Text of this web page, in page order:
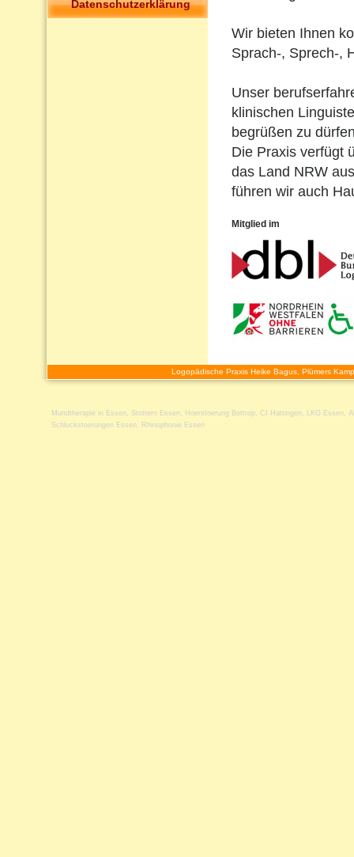
Datenschutzerklärung
Wir bieten Ihnen
Sprach-, Sprech-,
Unser
klinischen
begrüßen zu
Die Praxis verfügt
das Land NRW
führen wir auch
Mitglied im
Logopädische Praxis Heike Bagus, Plümers
Mundtherapie in Essen , Stottern Essen , Hoerstoerung Bottrop, CI Hattingen , LKG Essen ,
Schluckstoerungen Essen , Rhinophonie Essen